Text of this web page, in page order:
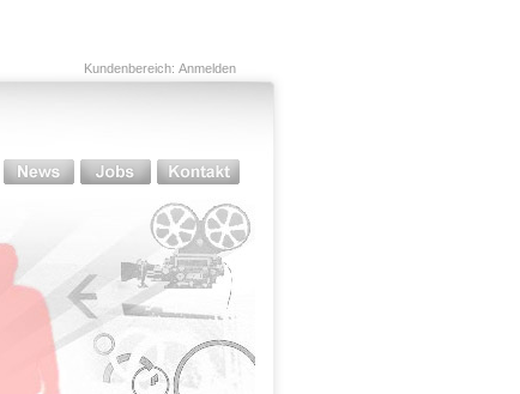
Kundenbereich: Anmelden